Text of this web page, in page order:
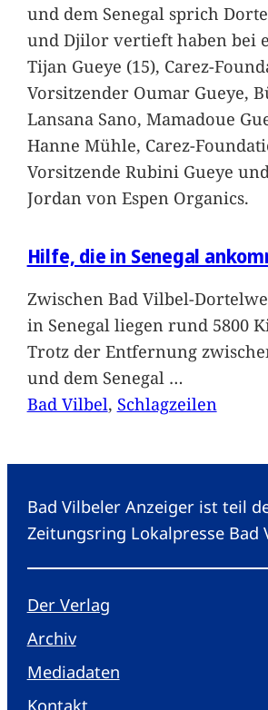
und dem Senegal sprich
und Djilor vertieft haben bei
Tijan Gueye (15), Carez-
Vorsitzender Oumar Gueye,
Lansana Sano, Mamadoue
Hanne Mühle, Carez-
Vorsitzende Rubini Gueye
Jordan von Espen Organics.
Hilfe, die in Senegal
Zwischen Bad Vilbel-
in Senegal liegen rund 5800
Trotz der Entfernung
und dem Senegal …
Bad Vilbel, Schlagzeilen
Bad Vilbeler Anzeiger ist teil
Zeitungsring Lokalpresse Bad
Der Verlag
Archiv
Mediadaten
Kontakt